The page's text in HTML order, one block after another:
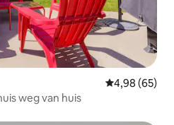
Gemiddelde
4,98 (65)
weg van huis